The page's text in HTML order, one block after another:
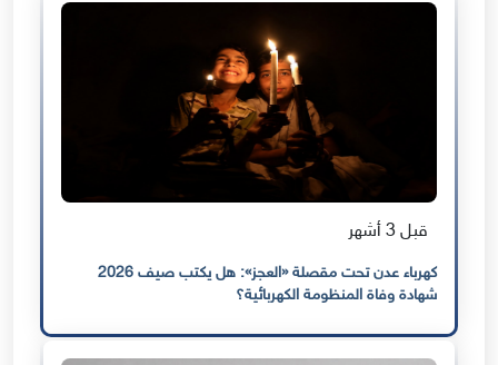
قبل 3 أشهر
كهرباء عدن تحت مقصلة «العجز»: هل يكتب صيف 2026
شهادة وفاة المنظومة الكهربائية؟